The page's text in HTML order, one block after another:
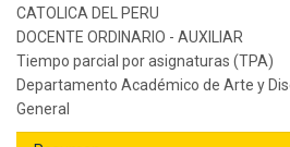
CATOLICA DEL PERU
DOCENTE ORDINARIO - AUXILIAR
Tiempo parcial por asignaturas (TPA)
Departamento Académico de Arte y
General